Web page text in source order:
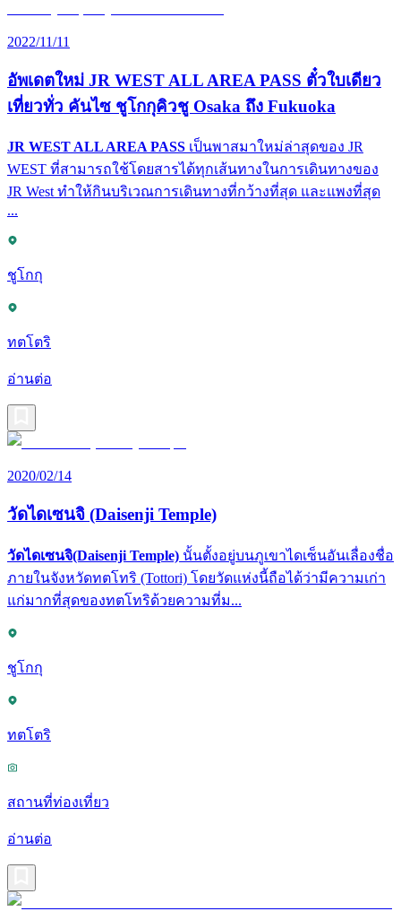
2022/11/11
อัพเดตใหม่ JR WEST ALL AREA PASS ตั๋วใบเดียว
เที่ยวทั่ว คันไซ ชูโกกุคิวชู Osaka ถึง Fukuoka
JR WEST ALL AREA PASS เป็นพาสมาใหม่ล่าสุดของ JR
WEST ที่สามารถใช้โดยสารได้ทุกเส้นทางในการเดินทางของ
JR West ทำให้กินบริเวณการเดินทางที่กว้างที่สุด และแพงที่สุด
...
ชูโกกุ
ทตโตริ
อ่านต่อ
2020/02/14
วัดไดเซนจิ (Daisenji Temple)
วัดไดเซนจิ(Daisenji Temple) นั้นตั้งอยู่บนภูเขาไดเซ็นอันเลื่องชื่อ
ภายในจังหวัดทตโทริ (Tottori) โดยวัดแห่งนี้ถือได้ว่ามีความเก่า
แก่มากที่สุดของทตโทริด้วยความที่ม...
ชูโกกุ
ทตโตริ
สถานที่ท่องเที่ยว
อ่านต่อ